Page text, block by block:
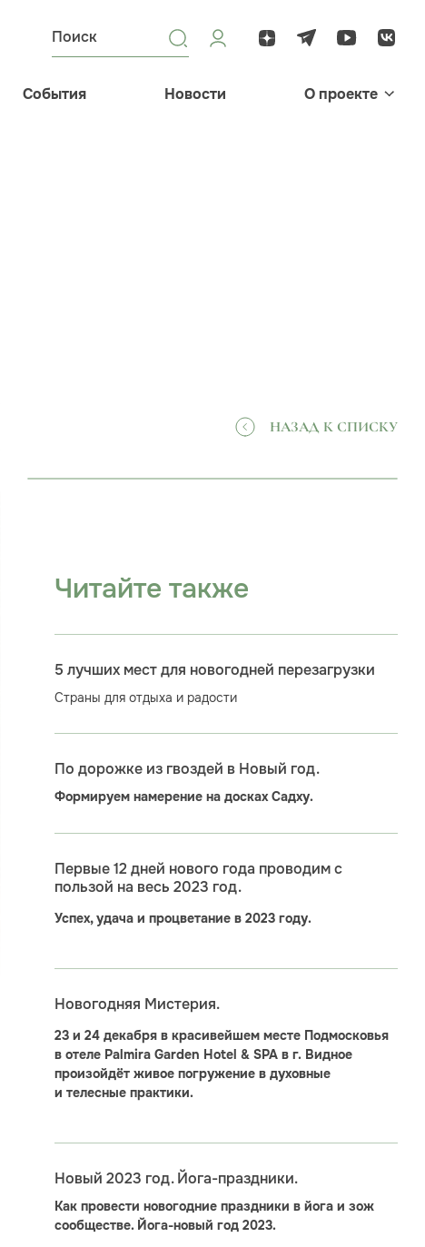
События Новости О проекте
НАЗАД К СПИСКУ
Читайте также
5 лучших мест для новогодней перезагрузки
Страны для отдыха и радости
По дорожке из гвоздей в Новый год.
Формируем намерение на досках Садху.
Первые 12 дней нового года проводим с
пользой на весь 2023 год.
Успех, удача и процветание в 2023 году.
Новогодняя Мистерия.
23 и 24 декабря в красивейшем месте Подмосковья
в отеле Palmira Garden Hotel & SPA в г. Видное
произойдёт живое погружение в духовные
и телесные практики.
Новый 2023 год. Йога-праздники.
Как провести новогодние праздники в йога и зож
сообществе. Йога-новый год 2023.